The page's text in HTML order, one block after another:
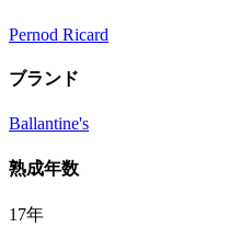
Pernod Ricard
ブランド
Ballantine's
熟成年数
17年